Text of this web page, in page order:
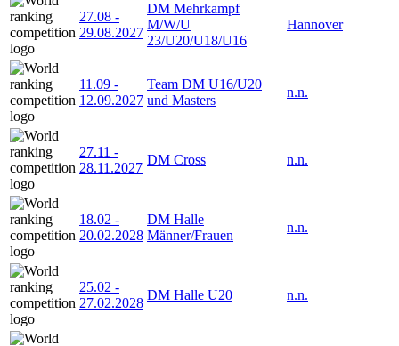
27.08 -
29.08.2027
DM Mehrkampf
M/W/U
23/U20/U18/U16
Hannover
11.09 -
12.09.2027
Team DM U16/U20
und Masters
n.n.
27.11 -
28.11.2027
DM Cross n.n.
18.02 -
20.02.2028
DM Halle
Männer/Frauen
n.n.
25.02 -
27.02.2028
DM Halle U20 n.n.